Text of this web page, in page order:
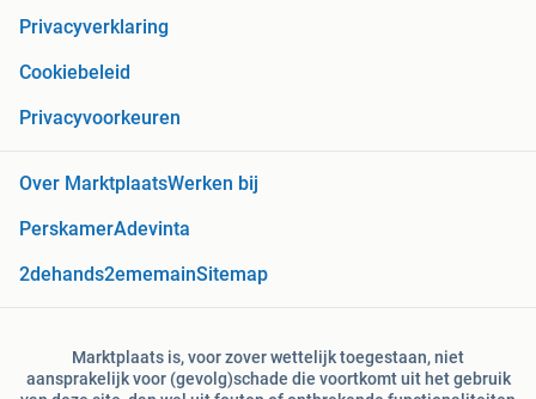
Privacyverklaring
Cookiebeleid
Privacyvoorkeuren
Over MarktplaatsWerken bij
PerskamerAdevinta
2dehands2ememainSitemap
Marktplaats is, voor zover wettelijk toegestaan, niet
aansprakelijk voor (gevolg)schade die voortkomt uit het gebruik